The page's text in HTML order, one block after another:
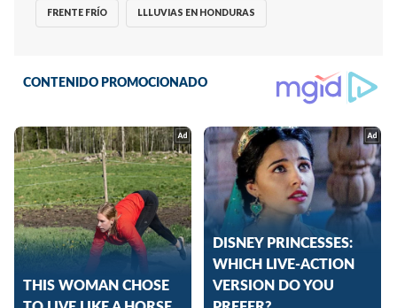
FRENTE FRÍO LLLUVIAS EN HONDURAS